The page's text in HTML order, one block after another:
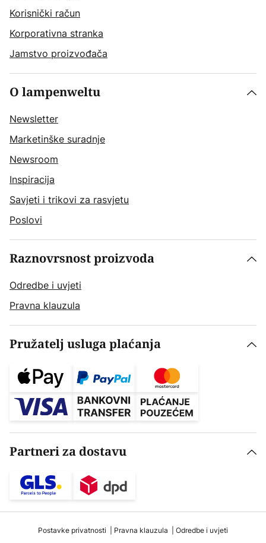
Korisnički račun
Korporativna stranka
Jamstvo proizvođača
O lampenweltu
Newsletter
Marketinške suradnje
Newsroom
Inspiracija
Savjeti i trikovi za rasvjetu
Poslovi
Raznovrsnost proizvoda
Odredbe i uvjeti
Pravna klauzula
Pružatelj usluga plaćanja
Partneri za dostavu
Postavke privatnosti Pravna klauzula
Odredbe i uvjeti